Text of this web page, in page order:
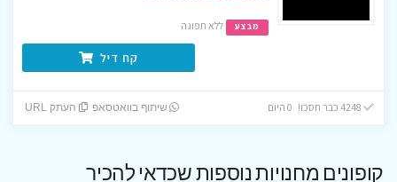
מבצע ללא תפוגה
קח דיל
4248 כבר חסכו! 0 היום שיתוף בוואטסאפ העתק URL
קופונים מחנויות נוספות שכדאי להכיר